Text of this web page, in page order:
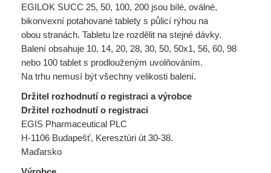
EGILOK SUCC 25, 50, 100, 200 jsou bílé, oválné,
bikonvexní potahované tablety s půlicí rýhou na
obou stranách. Tabletu lze rozdělit na stejné dávky.
Balení obsahuje 10, 14, 20, 28, 30, 50, 50x1, 56, 60, 98
nebo 100 tablet s prodlouženým uvolňováním.
Na trhu nemusí být všechny velikosti balení.
Držitel rozhodnutí o registraci a výrobce
Držitel rozhodnutí o registraci
EGIS Pharmaceutical PLC
H-1106 Budapešť, Keresztúri út 30-38.
Maďarsko